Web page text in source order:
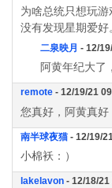
为啥总统只想玩
没有发现星期爱好
二泉映月 - 12/
阿黄年纪大了
remote - 12/19/21
您真好，阿黄真好
南半球夜猫 - 12/19/
小棉袄：）
lakelavon - 12/18/